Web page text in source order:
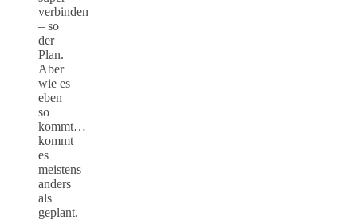
verbinden
– so
der
Plan.
Aber
wie es
eben
so
kommt…
kommt
es
meistens
anders
als
geplant.